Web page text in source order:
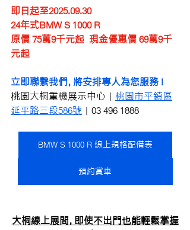
即日起至2025.09.30
24年式BMW S 1000 R
原價 75萬9千元起  現金優惠價 69萬9千
元起
立即聯繫我們，將安排專人為您服務 !
桃園大桐重機展示中心｜ 桃園市平鎮區
延平路三段586號 ｜03 496 1888
BMW S 1000 R 線上規格配備表
預約賞車
大桐線上展間，即使不出門也能輕鬆掌握